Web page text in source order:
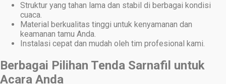
Struktur yang tahan lama dan stabil di berbagai kondisi
cuaca.
Material berkualitas tinggi untuk kenyamanan dan
keamanan tamu Anda.
Instalasi cepat dan mudah oleh tim profesional kami.
Berbagai Pilihan Tenda Sarnafil untuk
Acara Anda